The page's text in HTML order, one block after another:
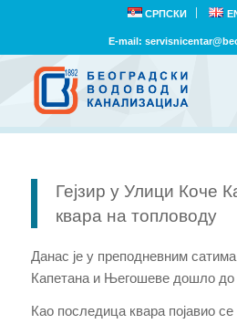
СРПСКИ
E-mail:
Гејзир у Улици Коче
квара на топловоду
Данас је у преподневним
Капетана и Његошеве дошло до
Као последица квара појавио се